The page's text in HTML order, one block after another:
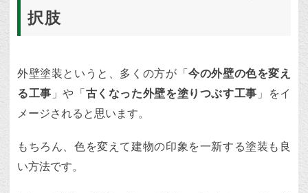
択肢
外壁塗装というと、多くの方が「今の外壁の色を変え
る工事 」や「 古くなった外壁を塗りつぶす工事 」をイ
メージされると思います。
もちろん、色を変えて建物の印象を一新する塗装も良
い方法です。